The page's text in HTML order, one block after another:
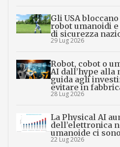
Gli USA
robot umanoidi
di sicurezza
29 Lug 2026
Robot, cobot o
AI dall’hype
guida agli
evitare in
28 Lug 2026
La Physical AI
dell’elettronica
umanoide ci
22 Lug 2026